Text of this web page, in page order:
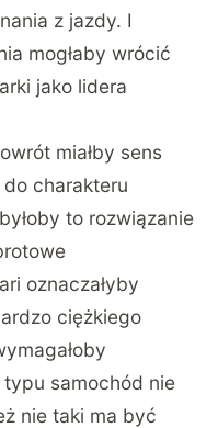
z jazdy. I
mogłaby wrócić
jako lidera
miałby sens
charakteru
to rozwiązanie
oznaczałyby
ciężkiego
typu samochód nie
nie taki ma być